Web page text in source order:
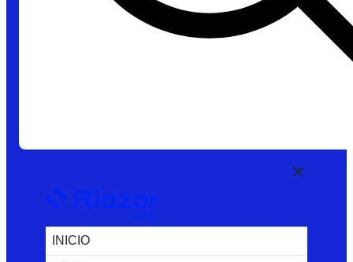
INICIO